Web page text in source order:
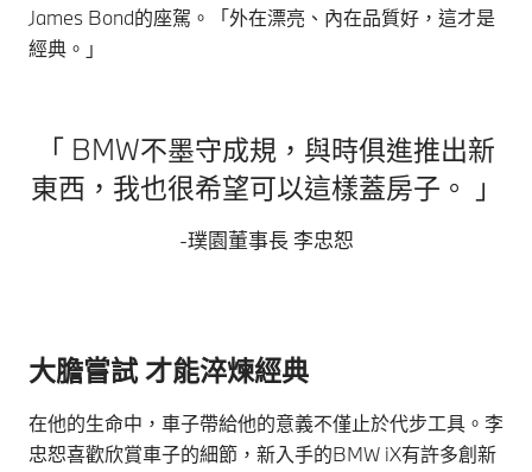
James Bond的座駕。「外在漂亮、內在品質好，這才是
經典。」
「 BMW不墨守成規，與時俱進推出新
東西，我也很希望可以這樣蓋房子。 」
-璞園董事長 李忠恕
大膽嘗試 才能淬煉經典
在他的生命中，車子帶給他的意義不僅止於代步工具。李
忠恕喜歡欣賞車子的細節，新入手的BMW iX有許多創新